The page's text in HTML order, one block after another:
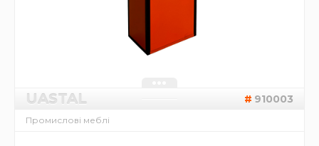
UASTAL 910003
Промислові меблі